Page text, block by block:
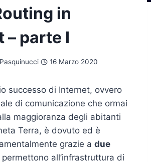
in
– parte I
16 Marzo 2020
successo di Internet, ovvero
di comunicazione che ormai
maggioranza degli abitanti
Terra, è dovuto ed è
grazie a due
permettono all’infrastruttura di